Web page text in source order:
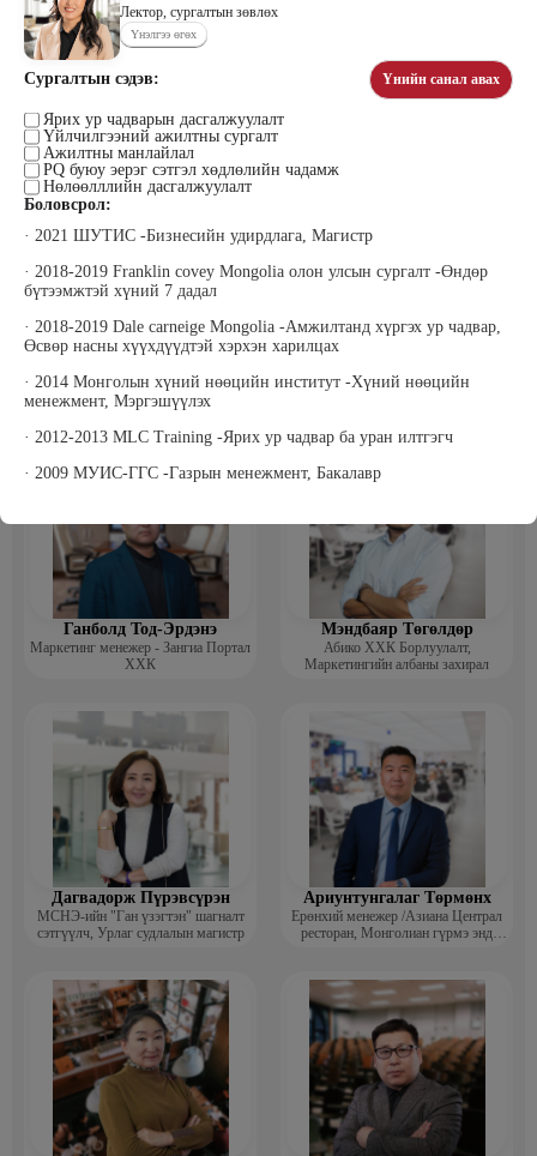
Лектор, сургалтын зөвлөх
Үнэлгээ өгөх
Сургалтын сэдэв: Үнийн санал авах
Ярих ур чадварын дасгалжуулалт
Үйлчилгээний ажилтны сургалт
Ажилтны манлайлал
PQ буюу эерэг сэтгэл хөдлөлийн чадамж
Нөлөөлллийн дасгалжуулалт
Боловсрол:
· 2021 ШУТИС -Бизнесийн удирдлага, Магистр
· 2018-2019 Franklin covey Mongolia олон улсын сургалт -Өндөр
бүтээмжтэй хүний 7 дадал
· 2018-2019 Dale carneige Mongolia -Амжилтанд хүргэх ур чадвар,
Өсвөр насны хүүхдүүдтэй хэрхэн харилцах
· 2014 Монголын хүний нөөцийн институт -Хүний нөөцийн
менежмент, Мэргэшүүлэх
· 2012-2013 MLC Training -Ярих ур чадвар ба уран илтгэгч
· 2009 МУИС-ГГС -Газрын менежмент, Бакалавр
Цэдэндамба Нарантуяа
Наран анд консалтинг” ХХК-ийн
Захирал
Бээжин Солонгоо
Уранбор Сэмбэрүү
Прус Центр ХХК-ийн Хяналт
шинжилгээ үнэлгээний дарга
ISO4500; ISO9001 нэгдсэн
тогтолцооны хэрэгжүүлэгч
Энхбаатар Ичинхорлоо
Болор Үйлсийн Үндэс ТББ-ийн
үүсгэн байгуулагч, Зүрх сэтгэлийн
ажилтан, сургагч багш
Ганболд Тод-Эрдэнэ
Маркетинг менежер - Зангиа Портал
ХХК
Мэндбаяр Төгөлдөр
Абико ХХК Борлуулалт,
Маркетингийн албаны захирал
Дагвадорж Пүрэвсүрэн
МСНЭ-ийн "Ган үзэгтэн" шагналт
сэтгүүлч, Урлаг судлалын магистр
Ариунтунгалаг Төрмөнх
Ерөнхий менежер /Азиана Централ
ресторан, Монголиан гүрмэ энд